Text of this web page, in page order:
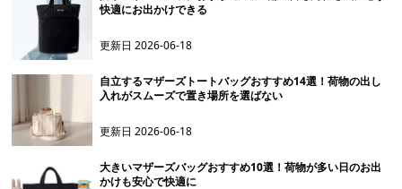
快適にお出かけできる
更新日2026-06-18
自立するマザーズトートバッグおすすめ14選！荷物の出し
入れがスムーズで置き場所を選ばない
更新日2026-06-18
大きいマザーズバッグおすすめ10選！荷物が多い日のお出
かけも安心で快適に